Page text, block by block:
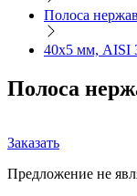
Полоса
40х5 мм, AISI
Полоса
Заказать
Предложение не